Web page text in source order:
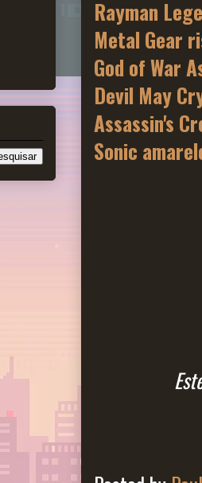
Rayman
Metal Gear
God of War
Devil May
Assassin's
Sonic